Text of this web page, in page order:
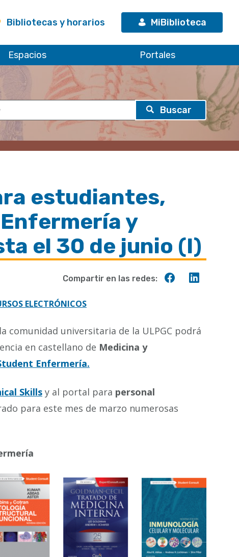
Bibliotecas y horarios MiBiblioteca
Espacios Portales
estudiantes,
y
el 30 de junio (I)
Compartir
Compartir en las redes:
ELECTRÓNICOS
comunidad universitaria de la ULPGC podrá
en castellano de Medicina y
Enfermería.
Skills y al portal para personal
para este mes de marzo numerosas